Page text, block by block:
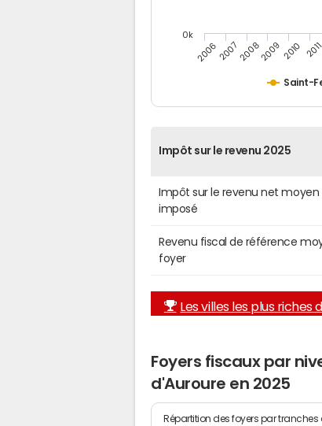
Saint-
20062007200820092010 2011
0k
Impôt sur le revenu 2025
Impôt sur le revenu net moyen
imposé
Revenu fiscal de référence
foyer
Les villes les plus riches
Foyers fiscaux par
d'Auroure en 2025
Répartition des foyers par tranches